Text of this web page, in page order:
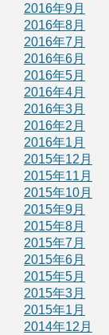
2016年9月
2016年8月
2016年7月
2016年6月
2016年5月
2016年4月
2016年3月
2016年2月
2016年1月
2015年12月
2015年11月
2015年10月
2015年9月
2015年8月
2015年7月
2015年6月
2015年5月
2015年3月
2015年1月
2014年12月